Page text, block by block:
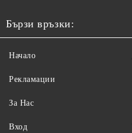
Бързи връзки:
Начало
Рекламации
За Нас
Вход